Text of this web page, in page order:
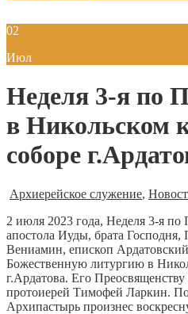
02
Июл
Неделя 3-я по
в Никольском
соборе
Архиерейское служение,
2 июля 2023 года, Неделя 3-я по
апостола Иуды, брата
Вениамин, епископ
Божественную литургию в
г.Ардатова. Его
протоиерей Тимофей Ларкин.
Архипастырь произнес